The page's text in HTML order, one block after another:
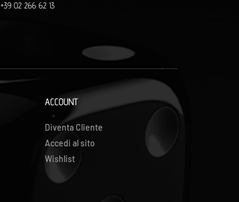
+39 02 266 62 13
ACCOUNT
Diventa Cliente
Accedi al sito
Wishlist